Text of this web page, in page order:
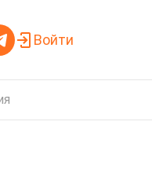
Войти